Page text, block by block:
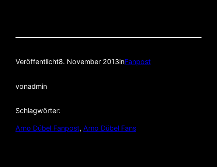
Veröffentlicht8. November 2013inFanpost
vonadmin
Schlagwörter:
Arno Dübel Fanpost, Arno Dübel Fans